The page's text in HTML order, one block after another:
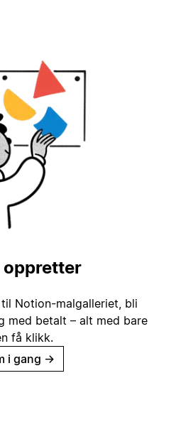
oppretter
Notion-malgalleriet, bli
med betalt – alt med bare
få klikk.
i gang →